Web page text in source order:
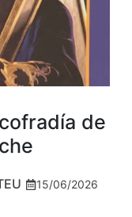
de
15/06/2026